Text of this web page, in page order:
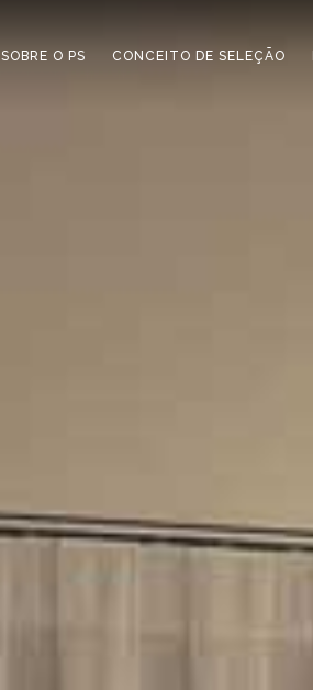
SOBRE O PS CONCEITO DE SELEÇÃO